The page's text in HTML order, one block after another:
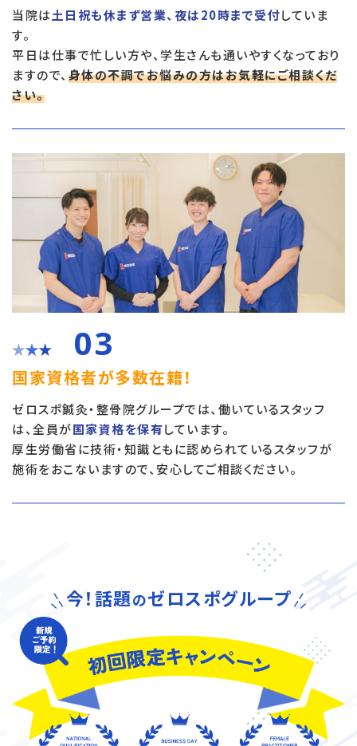
当院は土日祝も休まず営業、夜は20時まで受付していま
す。
平日は仕事で忙しい方や、学生さんも通いやすくなっており
ますので、 身体の不調でお悩みの方はお気軽にご相談くだ
さい。
03
国家資格者が多数在籍！
ゼロスポ鍼灸・整骨院グループでは、働いているスタッフ
は、全員が国家資格を保有しています。
厚生労働省に技術・知識ともに認められているスタッフが
施術をおこないますので、安心してご相談ください。
今！話題のゼロスポグループ